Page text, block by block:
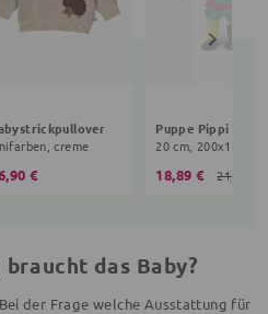
creme
€ 18,89 € 21,90 €
das Baby?
der Frage welche Ausstattung für